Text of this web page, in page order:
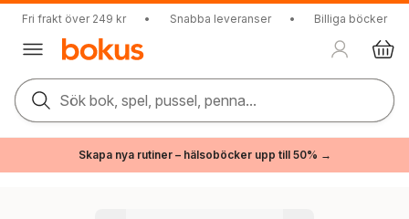
Fri frakt över 249 kr • Snabba leveranser • Billiga böcker
Sök bok, spel, pussel, penna...
Skapa nya rutiner – hälsoböcker upp till 50% →